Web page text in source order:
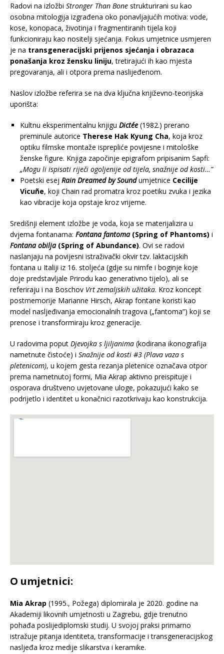
Radovi na izložbi Stronger Than Bone strukturirani su kao
osobna mitologija izgrađena oko ponavljajućih motiva: vode,
kose, konopaca, životinja i fragmentiranih tijela koji
funkcioniraju kao nositelji sjećanja. Fokus umjetnice usmjeren
je na transgeneracijski prijenos sjećanja i obrazaca
ponašanja kroz žensku liniju, tretirajući ih kao mjesta
pregovaranja, ali i otpora prema naslijeđenom.
Naslov izložbe referira se na dva ključna književno-teorijska
uporišta:
Kultnu eksperimentalnu knjigu Dictée (1982.) prerano
preminule autorice Therese Hak Kyung Cha, koja kroz
optiku filmske montaže isprepliće povijesne i mitološke
ženske figure. Knjiga započinje epigrafom pripisanim Sapfi:
„Mogu li ispisati riječi ogoljenije od tijela, snažnije od kosti…”
Poetski esej Rain Dreamed by Soundumjetnice Cecilije
Vicuñe, koji Chain rad promatra kroz poetiku zvuka i jezika
kao vibracije koja opstaje kroz vrijeme.
Središnji element izložbe je voda, koja se materijalizira u
dvjema fontanama: Fontana fantoma(Spring of Phantoms) i
Fontana obilja(Spring of Abundance). Ovi se radovi
naslanjaju na povijesni istraživački okvir tzv. laktacijskih
fontana u Italiji iz 16. stoljeća (gdje su nimfe i boginje koje
doje predstavljale Prirodu kao generativno tijelo), ali se
referiraju i na Boschov Vrt zemaljskih užitaka. Kroz koncept
postmemorije Marianne Hirsch, Akrap fontane koristi kao
model nasljeđivanja emocionalnih tragova („fantoma”) koji se
prenose i transformiraju kroz generacije.
U radovima poput Djevojka s ljiljanima (kodirana ikonografija
nametnute čistoće) i Snažnije od kosti #3 (Plava vaza s
pletenicom), u kojem gesta rezanja pletenice označava otpor
prema nametnutoj formi, Mia Akrap aktivno preispituje i
osporava društveno uvjetovane uloge, pokazujući kako se
podrijetlo i identitet u konačnici razotkrivaju kao konstrukcija.
O umjetnici:
Mia Akrap (1995., Požega) diplomirala je 2020. godine na
Akademiji likovnih umjetnosti u Zagrebu, gdje trenutno
pohađa poslijediplomski studij. U svojoj praksi primarno
istražuje pitanja identiteta, transformacije i transgeneracijskog
nasljeđa kroz medije slikarstva i keramike.